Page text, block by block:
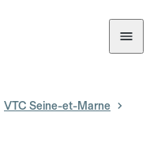
VTC Seine-et-Marne